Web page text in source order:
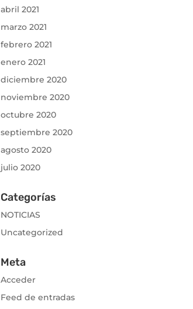
abril 2021
marzo 2021
febrero 2021
enero 2021
diciembre 2020
noviembre 2020
octubre 2020
septiembre 2020
agosto 2020
julio 2020
Categorías
NOTICIAS
Uncategorized
Meta
Acceder
Feed de entradas